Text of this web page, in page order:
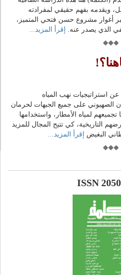
ويقدمه بفهم حقيقي لمفرادته
أغوار مشروع حسن فتحي المتميز،
الذي يصدر عنه.
إقرأ المزيد...
استراتيجيات نهب المياه
الصهيوني على جميع الجبهات لحرمان
لمياه الأمطار، واستخدامها
التاريخية، كي تتيح المجال للمزيد
البغيض
إقرأ المزيد...
ISSN